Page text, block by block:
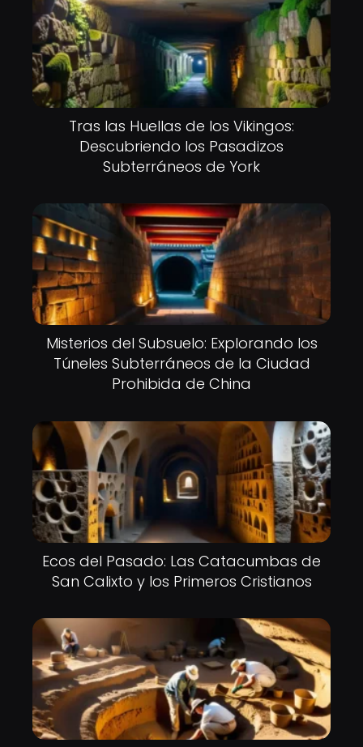
Tras las Huellas de los Vikingos:
Descubriendo los Pasadizos
Subterráneos de York
Misterios del Subsuelo: Explorando los
Túneles Subterráneos de la Ciudad
Prohibida de China
Ecos del Pasado: Las Catacumbas de
San Calixto y los Primeros Cristianos